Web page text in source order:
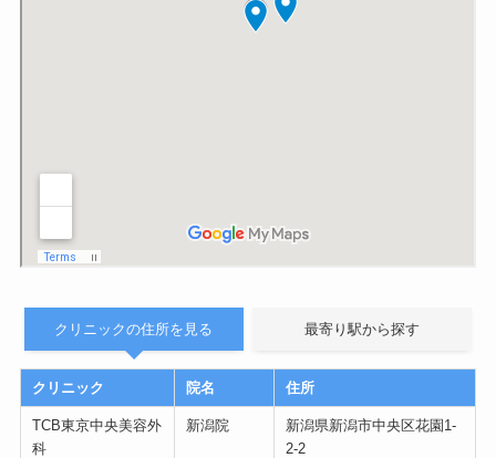
クリニックの住所を見る 最寄り駅から探す
クリニック 院名 住所
TCB東京中央美容外
科
新潟院
新潟県新潟市中央区花園1-
2-2